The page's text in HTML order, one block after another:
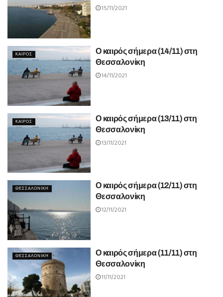
15/11/2021
ΚΑΙΡΟΣ
Ο καιρός σήμερα (14/11) στη
Θεσσαλονίκη
14/11/2021
ΚΑΙΡΟΣ
Ο καιρός σήμερα (13/11) στη
Θεσσαλονίκη
13/11/2021
ΘΕΣΣΑΛΟΝΙΚΗ
Ο καιρός σήμερα (12/11) στη
Θεσσαλονίκη
12/11/2021
ΘΕΣΣΑΛΟΝΙΚΗ
Ο καιρός σήμερα (11/11) στη
Θεσσαλονίκη
11/11/2021